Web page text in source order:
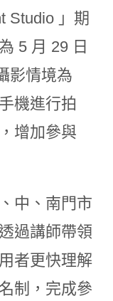
Studio 」期
5 月 29 日
影情境為
機進行拍
增加參與
中、南門市
過講師帶領
者更快理解
制，完成參